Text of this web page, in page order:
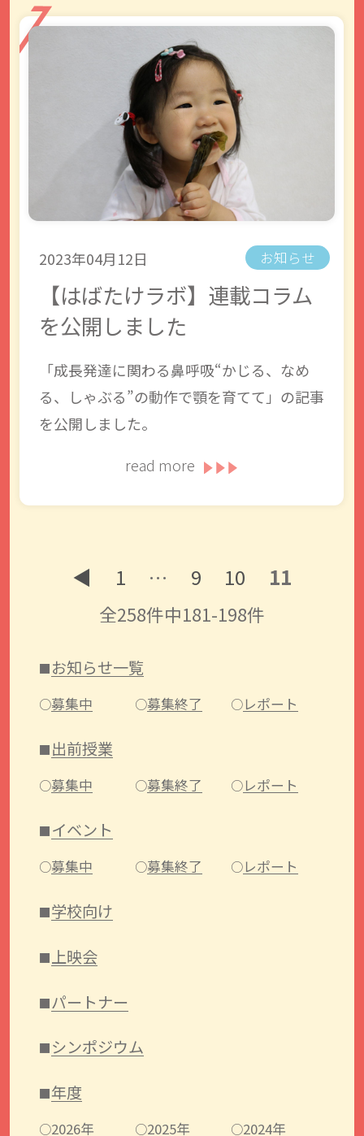
お知らせ一覧
募集中 募集終了 レポート
出前授業
募集中 募集終了 レポート
イベント
募集中 募集終了 レポート
学校向け
上映会
パートナー
シンポジウム
年度
2026年 2025年 2024年
2023年04月12日 お知らせ
【はばたけラボ】連載コラム
を公開しました
「成長発達に関わる鼻呼吸“かじる、なめ
る、しゃぶる”の動作で顎を育てて」の記事
を公開しました。
read more
◀︎ 1 … 9 10 11
全258件中181-198件